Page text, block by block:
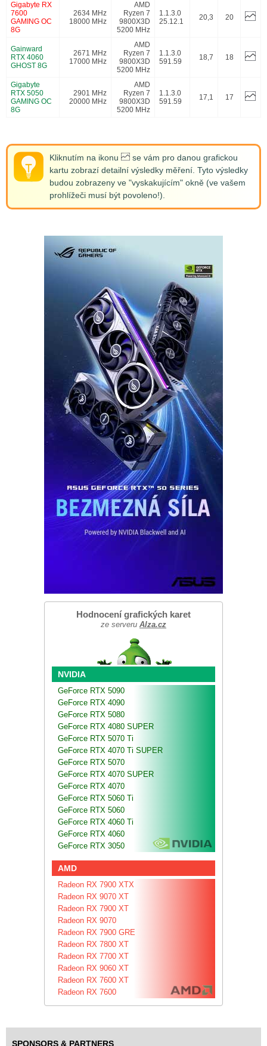
Gigabyte RX
7600
GAMING OC
8G
2634 MHz
18000 MHz
AMD
Ryzen 7
9800X3D
5200 MHz
1.1.3.0
25.12.1
20,3 20
Gainward
RTX 4060
GHOST 8G
2671 MHz
17000 MHz
AMD
Ryzen 7
9800X3D
5200 MHz
1.1.3.0
591.59
18,7 18
Gigabyte
RTX 5050
GAMING OC
8G
2901 MHz
20000 MHz
AMD
Ryzen 7
9800X3D
5200 MHz
1.1.3.0
591.59
17,1 17
Kliknutím na ikonu
se vám pro danou grafickou
kartu zobrazí detailní výsledky měření. Tyto výsledky
budou zobrazeny ve "vyskakujícím" okně (ve vašem
prohlížeči musí být povoleno!).
Hodnocení grafických karet
ze serveru Alza.cz
NVIDIA
GeForce RTX 5090
GeForce RTX 4090
GeForce RTX 5080
GeForce RTX 4080 SUPER
GeForce RTX 5070 Ti
GeForce RTX 4070 Ti SUPER
GeForce RTX 5070
GeForce RTX 4070 SUPER
GeForce RTX 4070
GeForce RTX 5060 Ti
GeForce RTX 5060
GeForce RTX 4060 Ti
GeForce RTX 4060
GeForce RTX 3050
AMD
Radeon RX 7900 XTX
Radeon RX 9070 XT
Radeon RX 7900 XT
Radeon RX 9070
Radeon RX 7900 GRE
Radeon RX 7800 XT
Radeon RX 7700 XT
Radeon RX 9060 XT
Radeon RX 7600 XT
Radeon RX 7600
SPONSORS & PARTNERS